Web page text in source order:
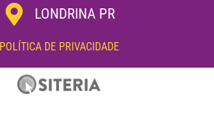
LONDRINA PR
POLÍTICA DE PRIVACIDADE